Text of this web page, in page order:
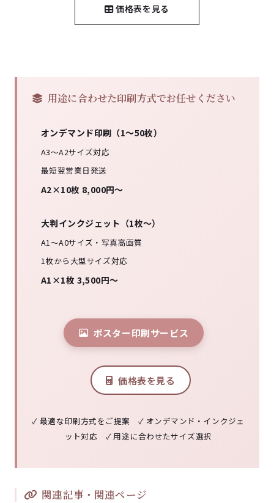
価格表を見る
用途に合わせた印刷方式でお任せください
オンデマンド印刷（1〜50枚）
A3〜A2サイズ対応
最短翌営業日発送
A2×10枚 8,000円〜
大判インクジェット（1枚〜）
A1〜A0サイズ・写真高画質
1枚から大型サイズ対応
A1×1枚 3,500円〜
ポスター印刷サービス
価格表を見る
✓ 最適な印刷方式をご提案 ✓ オンデマンド・インクジェ
ット対応 ✓ 用途に合わせたサイズ選択
関連記事・関連ページ